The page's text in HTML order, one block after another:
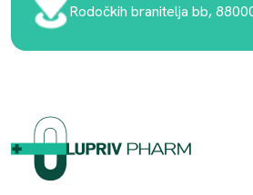
Rodočkih branitelja bb,